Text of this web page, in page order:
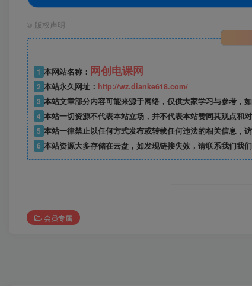
© 版权声明
1 本网站名称： 网创电课网
2 本站永久网址： http://wz.dianke618.com/
3 本站文章部分内容可能来源于网络，仅供大家学习与参考，
4 本站一切资源不代表本站立场，并不代表本站赞同其观点和对
5 本站一律禁止以任何方式发布或转载任何违法的相关信息，
6 本站资源大多存储在云盘，如发现链接失效，请联系我们我们
会员专属